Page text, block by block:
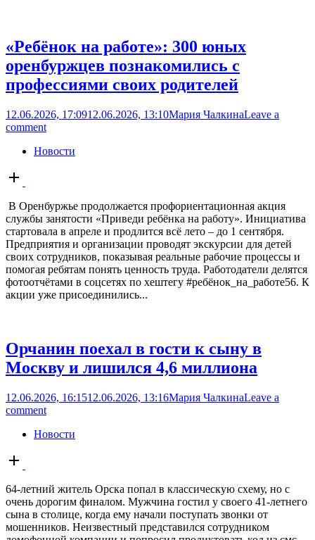
«Ребёнок на работе»: 300 юных
оренбуржцев познакомились с
профессиями своих родителей
12.06.2026, 17:0912.06.2026, 13:10Мария ЧалкинаLeave a
comment
Новости
Open
post
В Оренбуржье продолжается профориентационная акция
службы занятости «Приведи ребёнка на работу». Инициатива
стартовала в апреле и продлится всё лето – до 1 сентября.
Предприятия и организации проводят экскурсии для детей
своих сотрудников, показывая реальные рабочие процессы и
помогая ребятам понять ценность труда. Работодатели делятся
фотоотчётами в соцсетях по хештегу #ребёнок_на_работе56. К
акции уже присоединились...
Орчанин поехал в гости к сыну в
Москву и лишился 4,6 миллиона
12.06.2026, 16:1512.06.2026, 13:16Мария ЧалкинаLeave a
comment
Новости
Open
post
64-летний житель Орска попал в классическую схему, но с
очень дорогим финалом. Мужчина гостил у своего 41-летнего
сына в столице, когда ему начали поступать звонки от
мошенников. Неизвестный представился сотрудником